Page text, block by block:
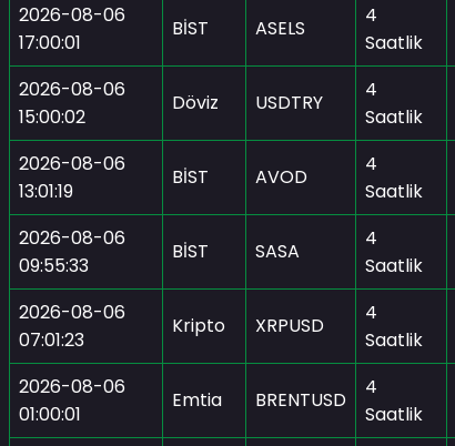
2026-08-06
17:00:01
BİST ASELS
4
Saatlik
2026-08-06
15:00:02
Döviz USDTRY
4
Saatlik
2026-08-06
13:01:19
BİST AVOD
4
Saatlik
2026-08-06
09:55:33
BİST SASA
4
Saatlik
2026-08-06
07:01:23
Kripto XRPUSD
4
Saatlik
2026-08-06
01:00:01
Emtia BRENTUSD
4
Saatlik